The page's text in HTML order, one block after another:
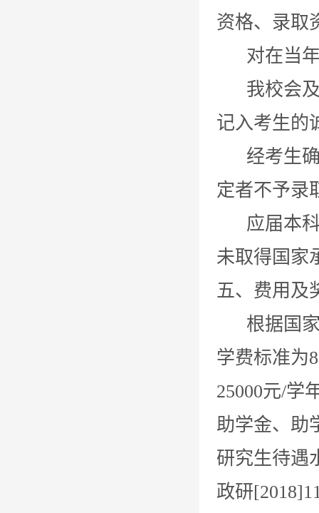
资格、录取
对在当年
我校会及
记入考生的
经考生确
定者不予录
应届本科
未取得国家
五、费用及
根据国家
学费标准为
25000元/学
助学金、助
研究生待遇
政研